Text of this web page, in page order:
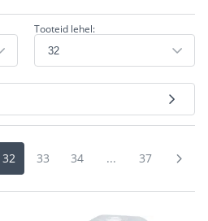
Tooteid lehel:
32 33 34 ... 37